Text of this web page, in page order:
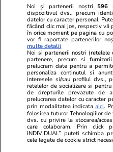
Cum să-ți protejezi
incendiile de vegetație
Lifestyle
De ce să nu arunci
la pepenele roșu – ce
Noi și partenerii noștri 596
dispozitivul dvs., precum
datelor cu caracter personal.
făcând clic mai jos, respectiv
în orice moment pe pagina cu
vor fi raportate partenerilor
multe detalii
Noi si partenerii nostri
partenere, precum si
prelucram date pentru a
personaliza continutul si
interesele si/sau profilul dvs.,
retelelor de socializare si
de drepturile prevazute de
prelucrarea datelor cu caracter
prin modalitatea indicataaici.
folosirea tuturor Tehnologiilor
dvs. cu privire la stocarea/
care colaboram. Prin click
INDIVIDUAL” puteti schimba
cele legate de cookie strict